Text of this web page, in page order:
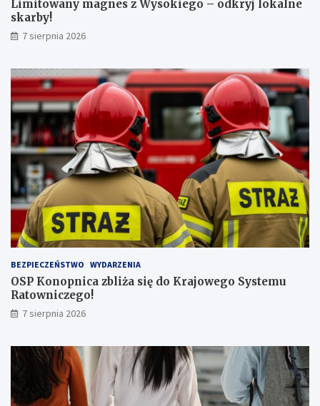
z
n
a
y
ż
s
z
ą
l
c
z
b
ą
a
a
ż
e
r
!
r
b
y
Limitowany magnes z Wysokiego – odkryj lokalne
skarby!
7 sierpnia 2026
BEZPIECZEŃSTWO WYDARZENIA
OSP Konopnica zbliża się do Krajowego Systemu
Ratowniczego!
7 sierpnia 2026